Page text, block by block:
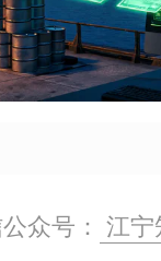
众号： 江宁